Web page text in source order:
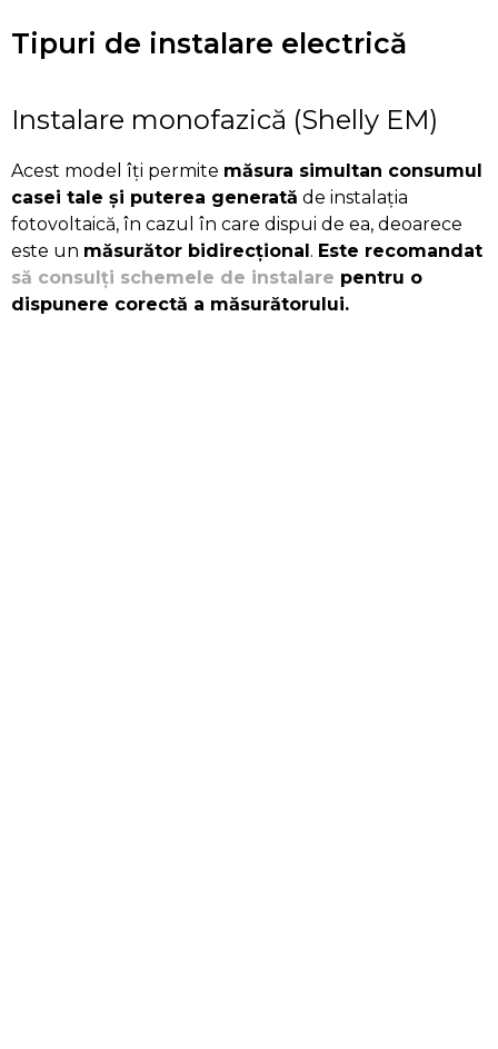
Tipuri de instalare electrică
Instalare monofazică (Shelly EM)
Acest model îți permite măsura simultan consumul
casei tale și puterea generată de instalația
fotovoltaică, în cazul în care dispui de ea, deoarece
este un măsurător bidirecțional. Este recomandat
să consulți schemele de instalare pentru o
dispunere corectă a măsurătorului.